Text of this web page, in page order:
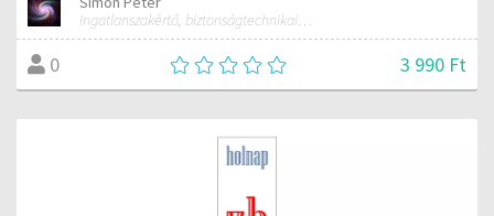
Ingatlanszakértő, biztonságtechnikai mérnök, tanár
0 3 990 Ft